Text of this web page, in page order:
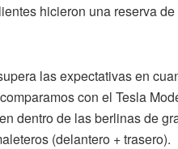
hicieron una reserva
las expectativas en
con el Tesla
dentro de las berlinas de
(delantero + trasero).